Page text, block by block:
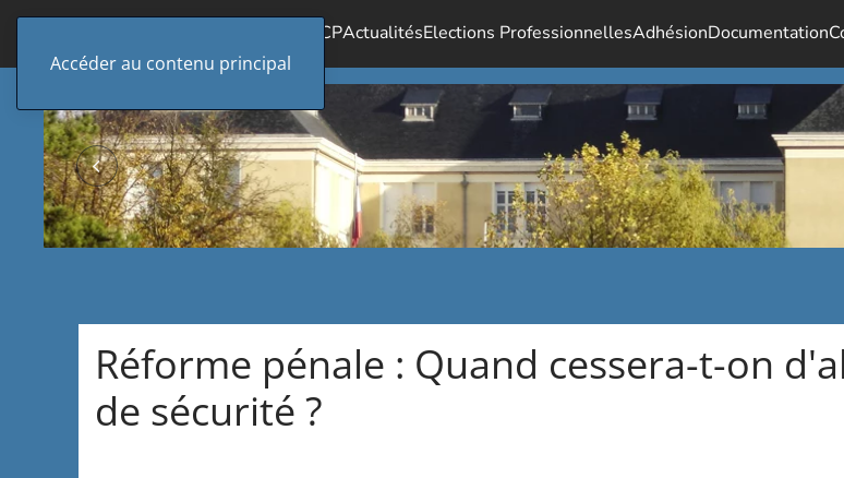
Accéder au contenu principal
Le SICPActualitésElections ProfessionnellesAdhésionDocumentation
Réforme pénale : Quand cessera-t-on
de sécurité ?